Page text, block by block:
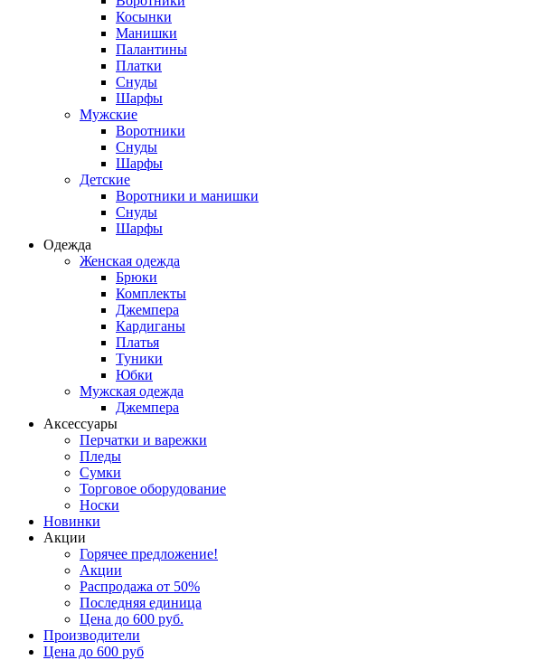
Косынки
Манишки
Палантины
Платки
Снуды
Шарфы
Мужские
Воротники
Снуды
Шарфы
Детские
Воротники и манишки
Снуды
Шарфы
Одежда
Женская одежда
Брюки
Комплекты
Джемпера
Кардиганы
Платья
Туники
Юбки
Мужская одежда
Джемпера
Аксессуары
Перчатки и варежки
Пледы
Сумки
Торговое оборудование
Носки
Новинки
Акции
Горячее предложение!
Акции
Распродажа от 50%
Последняя единица
Цена до 600 руб.
Производители
Цена до 600 руб